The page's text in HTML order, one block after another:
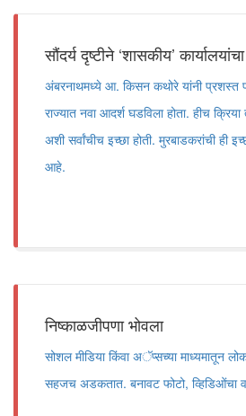
सौंदर्य दृष्टीने ‘शासकीय’
अंबरनाथमध्ये आ. किसन कथोरे यांनी प्रशस्त
राज्यात नवा आदर्श घडविला होता. हीच क्रिया
अशी सर्वांचीच इच्छा होती. मुरबाडकरांची ही
आहे.
निष्काळजीपणा भोवला
सोशल मीडिया किंवा अॅप्सच्या माध्यमातून
सहजच अडकतात. बनावट फोटो, व्हिडिओंचा